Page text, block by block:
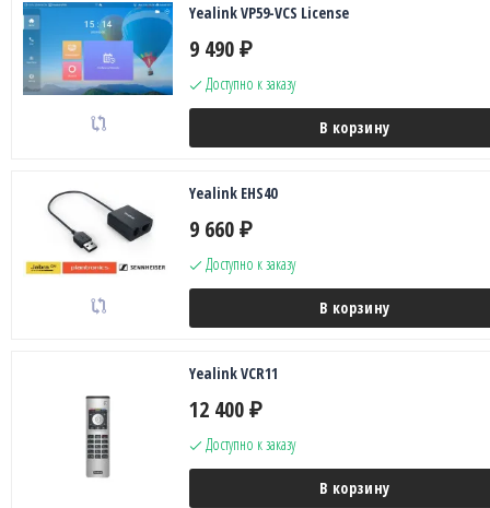
Yealink VP59-VCS License
9 490 ₽
Доступно к заказу
В корзину
Yealink EHS40
9 660 ₽
Доступно к заказу
В корзину
Yealink VCR11
12 400 ₽
Доступно к заказу
В корзину